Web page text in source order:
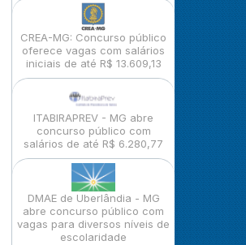
CREA-MG: Concurso público
oferece vagas com salários
iniciais de até R$ 13.609,13
ITABIRAPREV - MG abre
concurso público com
salários de até R$ 6.280,77
DMAE de Uberlândia - MG
abre concurso público com
vagas para diversos níveis de
escolaridade